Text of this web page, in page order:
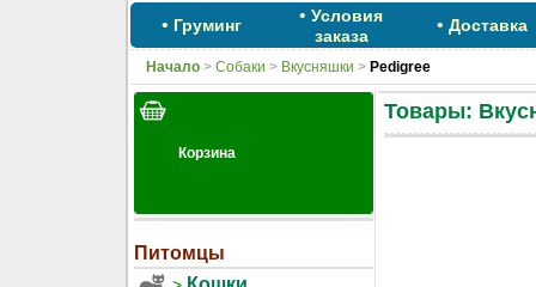
• Груминг • Условия
заказа
• Доставка
Начало> Собаки > Вкусняшки > Pedigree
Питомцы
Товары: